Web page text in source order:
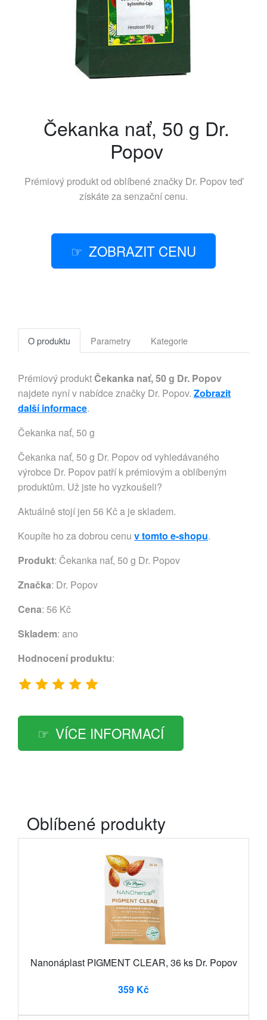
Čekanka nať, 50 g Dr.
Popov
Prémiový produkt od oblíbené značky Dr. Popovteď
získáte za senzační cenu.
ZOBRAZIT CENU
O produktu Parametry Kategorie
Prémiový produktČekanka nať, 50 g Dr. Popov
najdete nyní v nabídce značky Dr. Popov. Zobrazit
další informace.
Čekanka nať, 50 g
Čekanka nať, 50 g Dr. Popov od vyhledávaného
výrobce Dr. Popov patří k prémiovým a oblíbeným
produktům. Už jste ho vyzkoušeli?
Aktuálně stojí jen 56 Kč a je skladem.
Koupíte ho za dobrou cenu v tomto e-shopu.
Produkt: Čekanka nať, 50 g Dr. Popov
Značka: Dr. Popov
Cena: 56 Kč
Skladem: ano
Hodnocení produktu:
VÍCE INFORMACÍ
Oblíbené produkty
Nanonáplast PIGMENT CLEAR, 36 ks Dr. Popov
359 Kč